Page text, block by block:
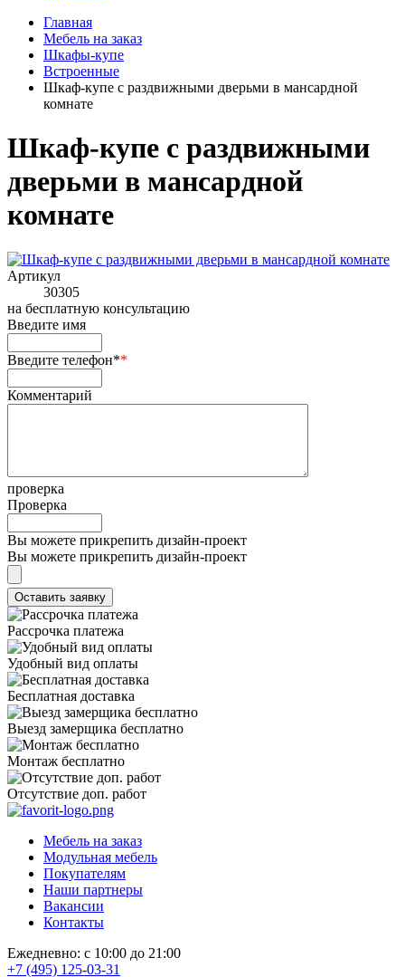
Главная
Мебель на заказ
Шкафы-купе
Встроенные
Шкаф-купе с раздвижными дверьми в мансардной
комнате
Шкаф-купе с раздвижными
дверьми в мансардной
комнате
Артикул
30305
на бесплатную консультацию
Введите имя
Введите телефон**
Комментарий
проверка
Проверка
Вы можете прикрепить дизайн-проект
Вы можете прикрепить дизайн-проект
Рассрочка платежа
Удобный вид оплаты
Бесплатная доставка
Выезд замерщика бесплатно
Монтаж бесплатно
Отсутствие доп. работ
Мебель на заказ
Модульная мебель
Покупателям
Наши партнеры
Вакансии
Контакты
Ежедневно: с 10:00 до 21:00
+7 (495) 125-03-31